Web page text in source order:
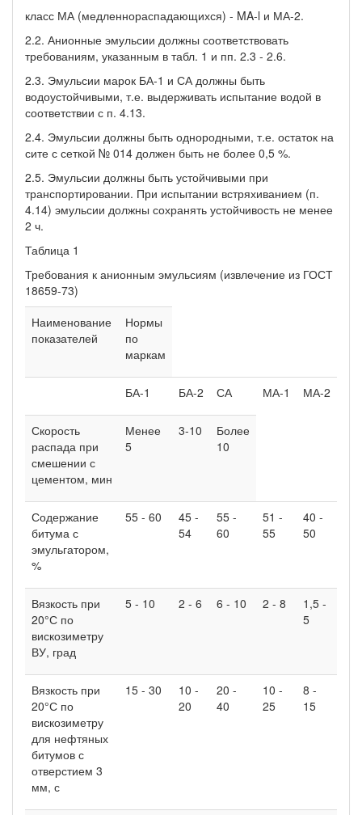
класс МА (медленнораспадающихся) - MA-l и МА-2.
2.2. Анионные эмульсии должны соответствовать
требованиям, указанным в табл. 1 и пп. 2.3 - 2.6.
2.3. Эмульсии марок БА-1 и СА должны быть
водоустойчивыми, т.е. выдерживать испытание водой в
соответствии с п. 4.13.
2.4. Эмульсии должны быть однородными, т.е. остаток на
сите с сеткой № 014 должен быть не более 0,5 %.
2.5. Эмульсии должны быть устойчивыми при
транспортировании. При испытании встряхиванием (п.
4.14) эмульсии должны сохранять устойчивость не менее
2 ч.
Таблица 1
Требования к анионным эмульсиям (извлечение из ГОСТ
18659-73)
Наименование
показателей
Нормы
по
маркам
БА-1 БА-2 СА МА-1 МА-2
Скорость
распада при
смешении с
цементом, мин
Менее
5
3-10
Более
10
Содержание
битума с
эмульгатором,
%
55 - 60
45 -
54
55 -
60
51 -
55
40 -
50
Вязкость при
20°С по
вискозиметру
ВУ, град
5 - 10 2 - 6 6 - 10 2 - 8
1,5 -
5
Вязкость при
20°С по
вискозиметру
для нефтяных
битумов с
отверстием 3
мм, с
15 - 30
10 -
20
20 -
40
10 -
25
8 -
15